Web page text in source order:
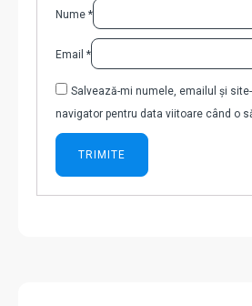
Nume *
Email *
Salvează-mi numele, emailul și
navigator pentru data viitoare când o